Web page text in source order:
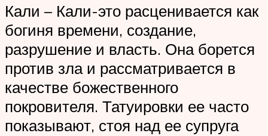
Кали – Кали-это расценивается как
богиня времени, создание,
разрушение и власть. Она борется
против зла и рассматривается в
качестве божественного
покровителя. Татуировки ее часто
показывают, стоя над ее супруга